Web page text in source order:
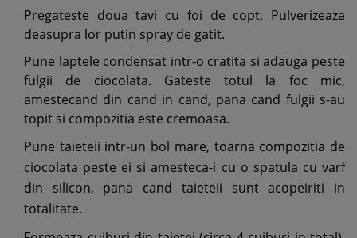
Pregateste doua tavi cu foi de copt. Pulverizeaza
deasupra lor putin spray de gatit.
Pune laptele condensat intr-o cratita si adauga peste
fulgii de ciocolata. Gateste totul la foc mic,
amestecand din cand in cand, pana cand fulgii s-au
topit si compozitia este cremoasa.
Pune taieteii intr-un bol mare, toarna compozitia de
ciocolata peste ei si amesteca-i cu o spatula cu varf
din silicon, pana cand taieteii sunt acopeiriti in
totalitate.